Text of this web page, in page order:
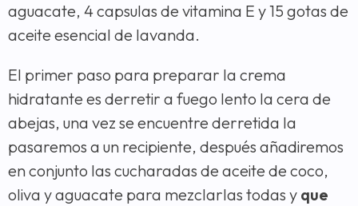
aguacate, 4 capsulas de vitamina E y 15 gotas de
aceite esencial de lavanda.
El primer paso para preparar la crema
hidratante es derretir a fuego lento la cera de
abejas, una vez se encuentre derretida la
pasaremos a un recipiente, después añadiremos
en conjunto las cucharadas de aceite de coco,
oliva y aguacate para mezclarlas todas y que